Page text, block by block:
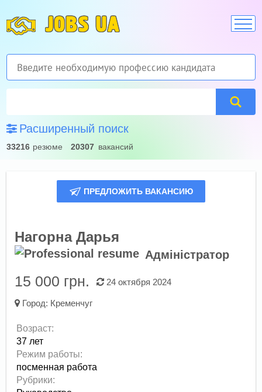
JOBS UA
Расширенный поиск
33216 резюме 20307 вакансий
ПРЕДЛОЖИТЬ ВАКАНСИЮ
Нагорна Дарья
Адміністратор
15 000 грн. 24 октября 2024
Город: Кременчуг
Возраст:
37 лет
Режим работы:
посменная работа
Рубрики: